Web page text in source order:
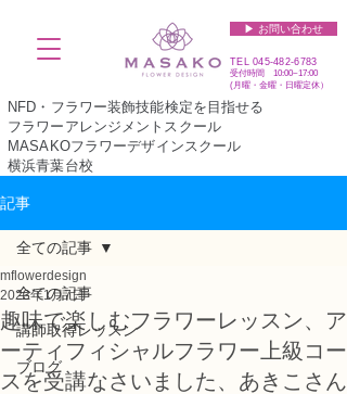
▶︎ お問い合わせ
TEL045-482-6783
受付時間 10:00~17:00​​​
(​月曜・金曜・日曜定休）
NFD・フラワー装飾技能検定を目指せる
フラワーアレンジメントスクール
MASAKOフラワーデザインスクール
横浜青葉台校
記事
全ての記事
講師取得レッスン
ブログ
全ての記事
趣味で楽しむフラワーレッスン、ア
ーティフィシャルフラワー上級コー
スを受講なさいました、あきこさん
mflowerdesign
2023年1月7日